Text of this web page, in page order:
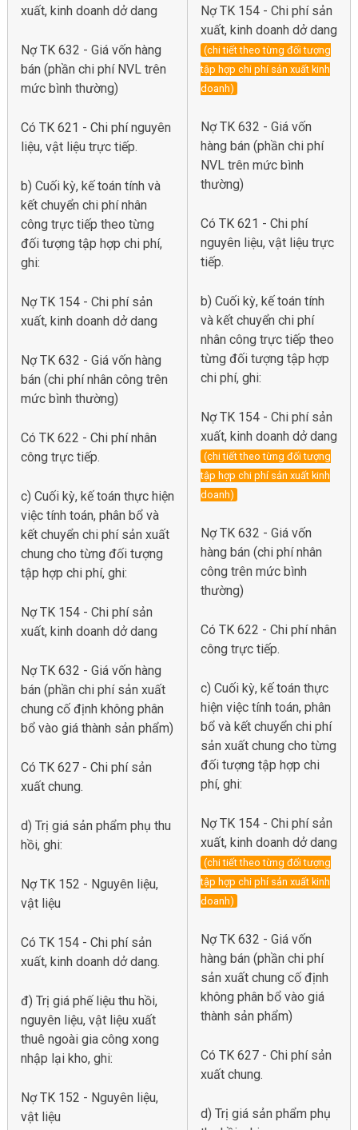
xuất, kinh doanh dở dang
Nợ TK 632 - Giá vốn hàng
bán (phần chi phí NVL trên
mức bình thường)
Có TK 621 - Chi phí nguyên
liệu, vật liệu trực tiếp.
b) Cuối kỳ, kế toán tính và
kết chuyển chi phí nhân
công trực tiếp theo từng
đối tượng tập hợp chi phí,
ghi:
Nợ TK 154 - Chi phí sản
xuất, kinh doanh dở dang
Nợ TK 632 - Giá vốn hàng
bán (chi phí nhân công trên
mức bình thường)
Có TK 622 - Chi phí nhân
công trực tiếp.
c) Cuối kỳ, kế toán thực hiện
việc tính toán, phân bổ và
kết chuyển chi phí sản xuất
chung cho từng đối tượng
tập hợp chi phí, ghi:
Nợ TK 154 - Chi phí sản
xuất, kinh doanh dở dang
Nợ TK 632 - Giá vốn hàng
bán (phần chi phí sản xuất
chung cố định không phân
bổ vào giá thành sản phẩm)
Có TK 627 - Chi phí sản
xuất chung.
d) Trị giá sản phẩm phụ thu
hồi, ghi:
Nợ TK 152 - Nguyên liệu,
vật liệu
Có TK 154 - Chi phí sản
xuất, kinh doanh dở dang.
đ) Trị giá phế liệu thu hồi,
nguyên liệu, vật liệu xuất
thuê ngoài gia công xong
nhập lại kho, ghi:
Nợ TK 152 - Nguyên liệu,
vật liệu
Nợ TK 154 - Chi phí sản
xuất, kinh doanh dở dang
(chi tiết theo từng đối tượng
tập hợp chi phí sản xuất kinh
doanh)
Nợ TK 632 - Giá vốn
hàng bán (phần chi phí
NVL trên mức bình
thường)
Có TK 621 - Chi phí
nguyên liệu, vật liệu trực
tiếp.
b) Cuối kỳ, kế toán tính
và kết chuyển chi phí
nhân công trực tiếp theo
từng đối tượng tập hợp
chi phí, ghi:
Nợ TK 154 - Chi phí sản
xuất, kinh doanh dở dang
(chi tiết theo từng đối tượng
tập hợp chi phí sản xuất kinh
doanh)
Nợ TK 632 - Giá vốn
hàng bán (chi phí nhân
công trên mức bình
thường)
Có TK 622 - Chi phí nhân
công trực tiếp.
c) Cuối kỳ, kế toán thực
hiện việc tính toán, phân
bổ và kết chuyển chi phí
sản xuất chung cho từng
đối tượng tập hợp chi
phí, ghi:
Nợ TK 154 - Chi phí sản
xuất, kinh doanh dở dang
(chi tiết theo từng đối tượng
tập hợp chi phí sản xuất kinh
doanh)
Nợ TK 632 - Giá vốn
hàng bán (phần chi phí
sản xuất chung cố định
không phân bổ vào giá
thành sản phẩm)
Có TK 627 - Chi phí sản
xuất chung.
d) Trị giá sản phẩm phụ